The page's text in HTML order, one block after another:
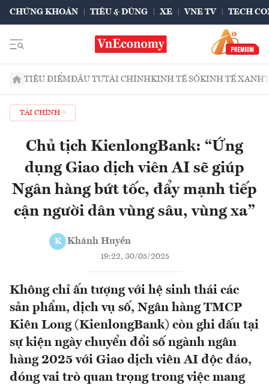
CHỨNG KHOÁN TIÊU & DÙNG XE VNE TV TECH
TIÊU ĐIỂMĐẦU TƯTÀI CHÍNHKINH TẾ SỐKINH TẾ XANH
TÀI CHÍNH
Chủ tịch KienlongBank: “Ứng
dụng Giao dịch viên AI sẽ giúp
Ngân hàng bứt tốc, đẩy mạnh tiếp
cận người dân vùng sâu, vùng xa”
K Khánh Huyền
19:22, 30/05/2025
Không chỉ ấn tượng với hệ sinh thái các
sản phẩm, dịch vụ số, Ngân hàng TMCP
Kiên Long (KienlongBank) còn ghi dấu tại
sự kiện ngày chuyển đổi số ngành ngân
hàng 2025 với Giao dịch viên AI độc đáo,
đóng vai trò quan trọng trong việc mang